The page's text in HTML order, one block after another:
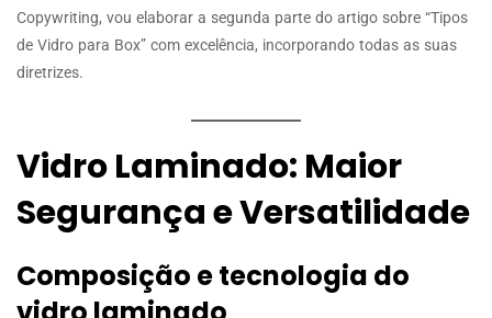
Copywriting, vou elaborar a segunda parte do artigo sobre “Tipos
de Vidro para Box” com excelência, incorporando todas as suas
diretrizes.
Vidro Laminado: Maior
Segurança e Versatilidade
Composição e tecnologia do